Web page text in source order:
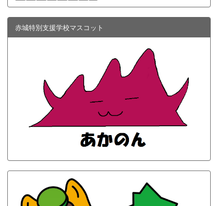
赤城特別支援学校マスコット